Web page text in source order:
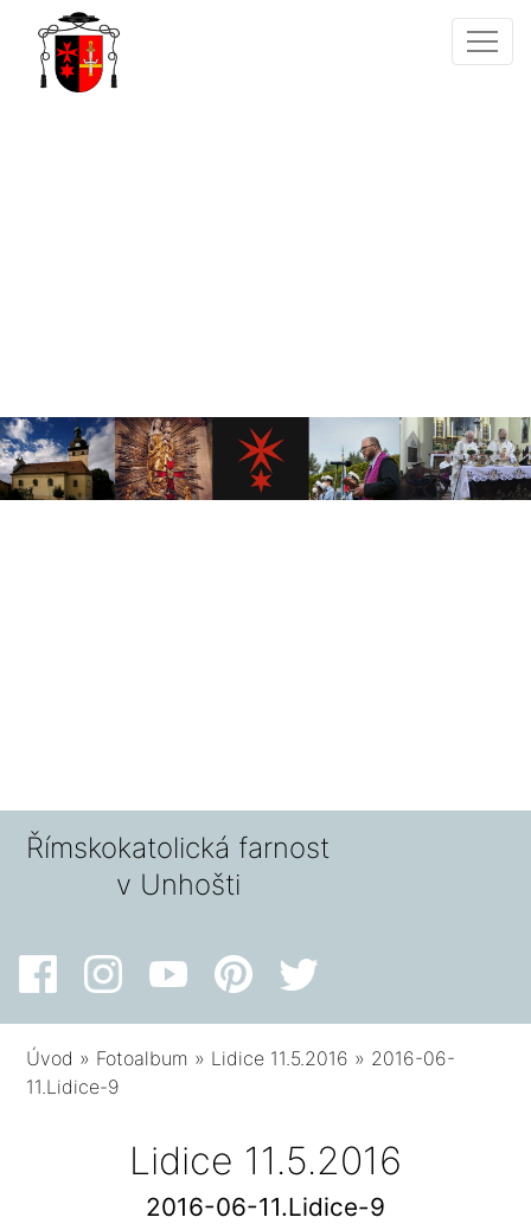
Římskokatolická farnost
v Unhošti
Úvod » Fotoalbum » Lidice 11.5.2016 » 2016-06-
11.Lidice-9
Lidice 11.5.2016
2016-06-11.Lidice-9